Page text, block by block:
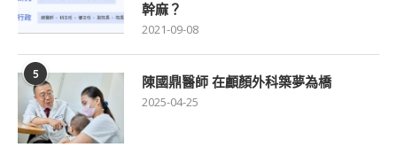
幹麻？
2021-09-08
5 陳國鼎醫師 在顱顏外科築夢為橋
2025-04-25